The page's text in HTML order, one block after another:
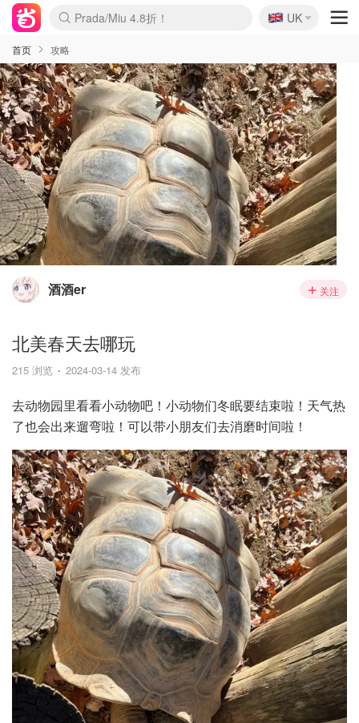
Prada/Miu 4.8折！
🇬🇧
UK
首页 攻略
酒酒er 关注
北美春天去哪玩
215 浏览 2024-03-14 发布
去动物园里看看小动物吧！小动物们冬眠要结束啦！天气热
了也会出来遛弯啦！可以带小朋友们去消磨时间啦！